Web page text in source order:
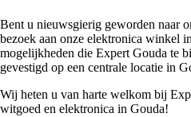
Bent u nieuwsgierig geworden naar
bezoek aan onze elektronica winkel
mogelijkheden die Expert Gouda te
gevestigd op een centrale locatie in
Wij heten u van harte welkom bij
witgoed en elektronica in Gouda!